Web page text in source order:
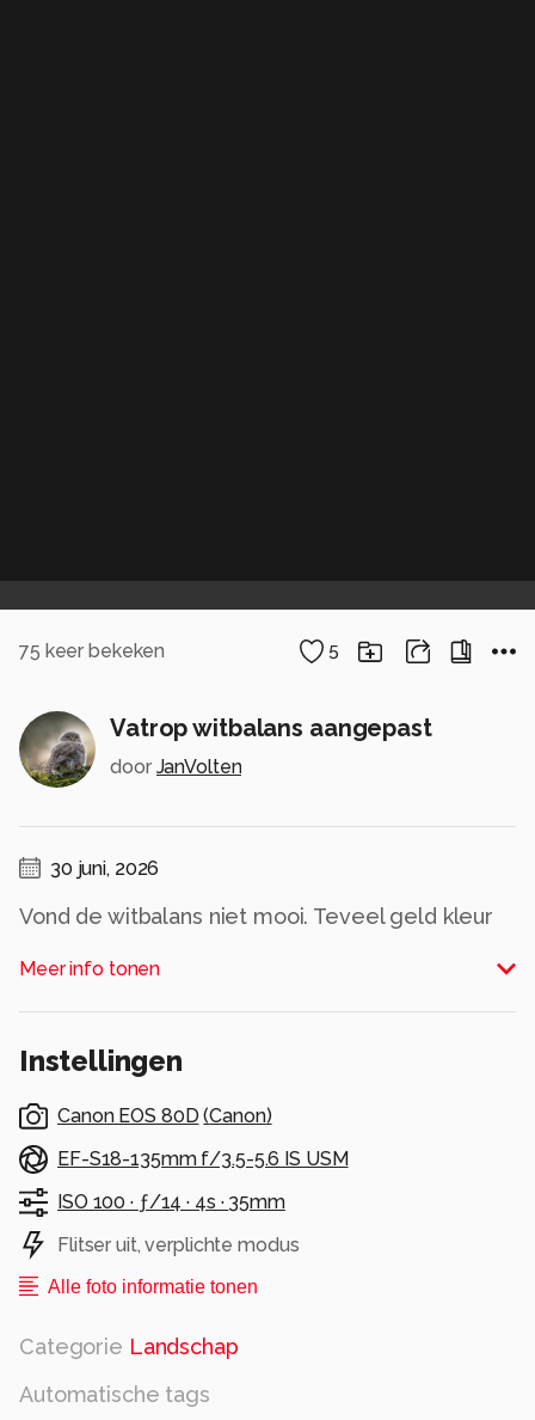
75 keer bekeken 5
Vatrop witbalans aangepast
door JanVolten
30 juni, 2026
Vond de witbalans niet mooi. Teveel geld kleur
balans.
Meer info tonen
Instellingen
Canon EOS 80D (Canon)
EF-S18-135mm f/3.5-5.6 IS USM
ISO 100 · ƒ/14 · 4s · 35mm
Flitser uit, verplichte modus
Alle foto informatie tonen
Categorie Landschap
Automatische tags